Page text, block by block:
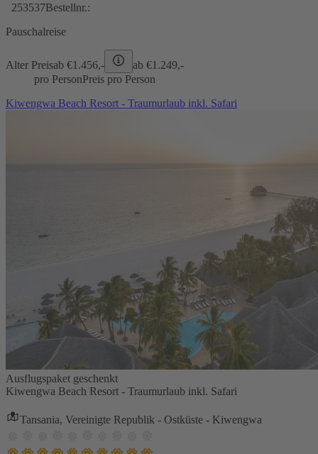
253537Bestellnr.:
Pauschalreise
Alter Preisab €1.456,- ab €1.249,-
pro PersonPreis pro Person
Kiwengwa Beach Resort - Traumurlaub inkl. Safari
Ausflugspaket geschenkt
Kiwengwa Beach Resort - Traumurlaub inkl. Safari
Tansania, Vereinigte Republik - Ostküste - Kiwengwa